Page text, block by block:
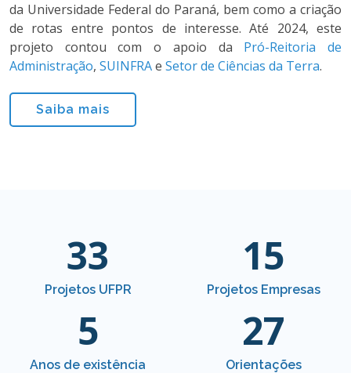
da Universidade Federal do Paraná, bem como a criação
de rotas entre pontos de interesse. Até 2024, este
projeto contou com o apoio da Pró-Reitoria de
Administração, SUINFRAe Setor de Ciências da Terra.
Saiba mais
33
Projetos UFPR
15
Projetos Empresas
5
Anos de existência
27
Orientações